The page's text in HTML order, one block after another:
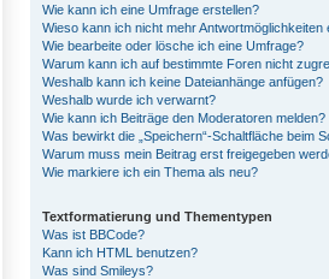
Wie kann ich eine Umfrage erstellen?
Wieso kann ich nicht mehr Antwortmöglichkeiten
Wie bearbeite oder lösche ich eine Umfrage?
Warum kann ich auf bestimmte Foren nicht
Weshalb kann ich keine Dateianhänge anfügen?
Weshalb wurde ich verwarnt?
Wie kann ich Beiträge den Moderatoren melden?
Was bewirkt die „Speichern“-Schaltfläche beim
Warum muss mein Beitrag erst freigegeben
Wie markiere ich ein Thema als neu?
Textformatierung und Thementypen
Was ist BBCode?
Kann ich HTML benutzen?
Was sind Smileys?